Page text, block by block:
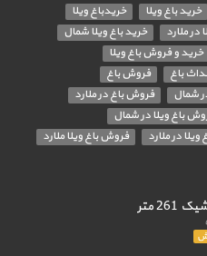
خرید باغ ویلا
خریدباغ ویلا
در ملارد
خرید باغ ویلا شمال
خرید و فروش باغ ویلا
باغ
فروش باغ
شمال
فروش باغ در ملارد
باغ ویلا در شمال
در ملارد
فروش باغ ویلا ملارد
متر